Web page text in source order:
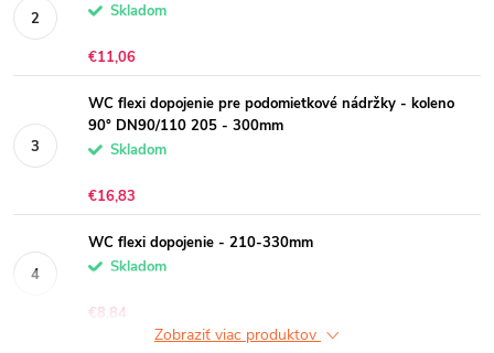
Skladom
€11,06
WC flexi dopojenie pre podomietkové nádržky - koleno
90° DN90/110 205 - 300mm
Skladom
€16,83
WC flexi dopojenie - 210-330mm
Skladom
€8,84
Zobraziť viac produktov